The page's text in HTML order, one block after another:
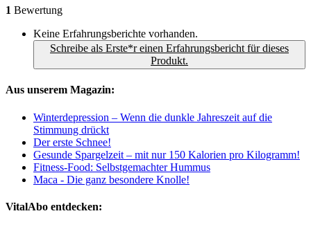
1 Bewertung
Keine Erfahrungsberichte vorhanden.
Schreibe als Erste*r einen Erfahrungsbericht für dieses
Produkt.
Aus unserem Magazin:
Winterdepression – Wenn die dunkle Jahreszeit auf die
Stimmung drückt
Der erste Schnee!
Gesunde Spargelzeit – mit nur 150 Kalorien pro Kilogramm!
Fitness-Food: Selbstgemachter Hummus
Maca - Die ganz besondere Knolle!
VitalAbo entdecken: